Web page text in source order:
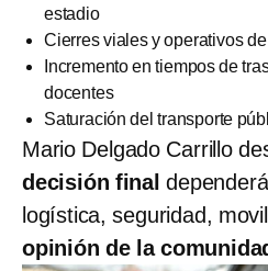
estadio
Cierres viales y operativos
Incremento en tiempos de
docentes
Saturación del transporte
Mario Delgado Carrillo
decisión final
logística, seguridad,
opinión de la